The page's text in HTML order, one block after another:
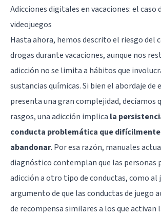
Adicciones digitales en vacaciones: el caso
videojuegos
Hasta ahora, hemos descrito el riesgo del
drogas durante vacaciones, aunque nos
adicción no se limita a hábitos que
sustancias químicas. Si bien el abordaje de
presenta una gran complejidad, decíamos
rasgos, una adicción implica la
conducta problemática que difícilmente
abandonar. Por esa razón, manuales
diagnóstico contemplan que las personas
adicción a otro tipo de conductas, como
argumento de que las conductas de juego
de recompensa similares a los que activan